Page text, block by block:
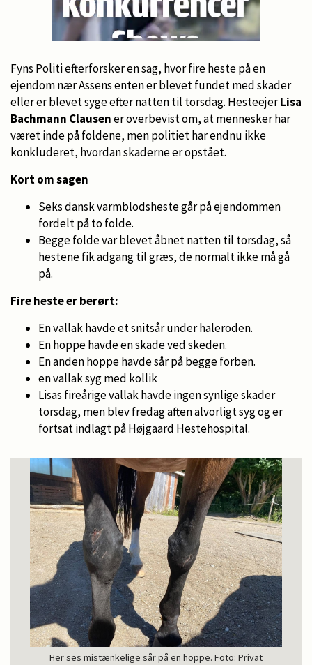
Fyns Politi efterforsker en sag, hvor fire heste på en
ejendom nær Assens enten er blevet fundet med skader
eller er blevet syge efter natten til torsdag. HesteejerLisa
Bachmann Clausener overbevist om, at mennesker har
været inde på foldene, men politiet har endnu ikke
konkluderet, hvordan skaderne er opstået.
Kort om sagen
Seks dansk varmblodsheste går på ejendommen
fordelt på to folde.
Begge folde var blevet åbnet natten til torsdag, så
hestene fik adgang til græs, de normalt ikke må gå
på.
Fire heste er berørt:
En vallak havde et snitsår under haleroden.
En hoppe havde en skade ved skeden.
En anden hoppe havde sår på begge forben.
en vallak syg med kollik
Lisas fireårige vallak havde ingen synlige skader
torsdag, men blev fredag aften alvorligt syg og er
fortsat indlagt på Højgaard Hestehospital.
Her ses mistænkelige sår på en hoppe. Foto: Privat